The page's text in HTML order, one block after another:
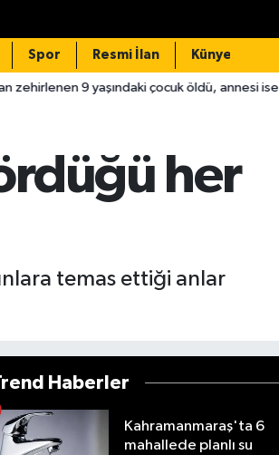
Spor Resmi İlan Künye
çocuk öldü, annesi ise yoğun bakımda
her
temas ettiği anlar
Haberler
Kahramanmaraş'ta 6
mahallede planlı su